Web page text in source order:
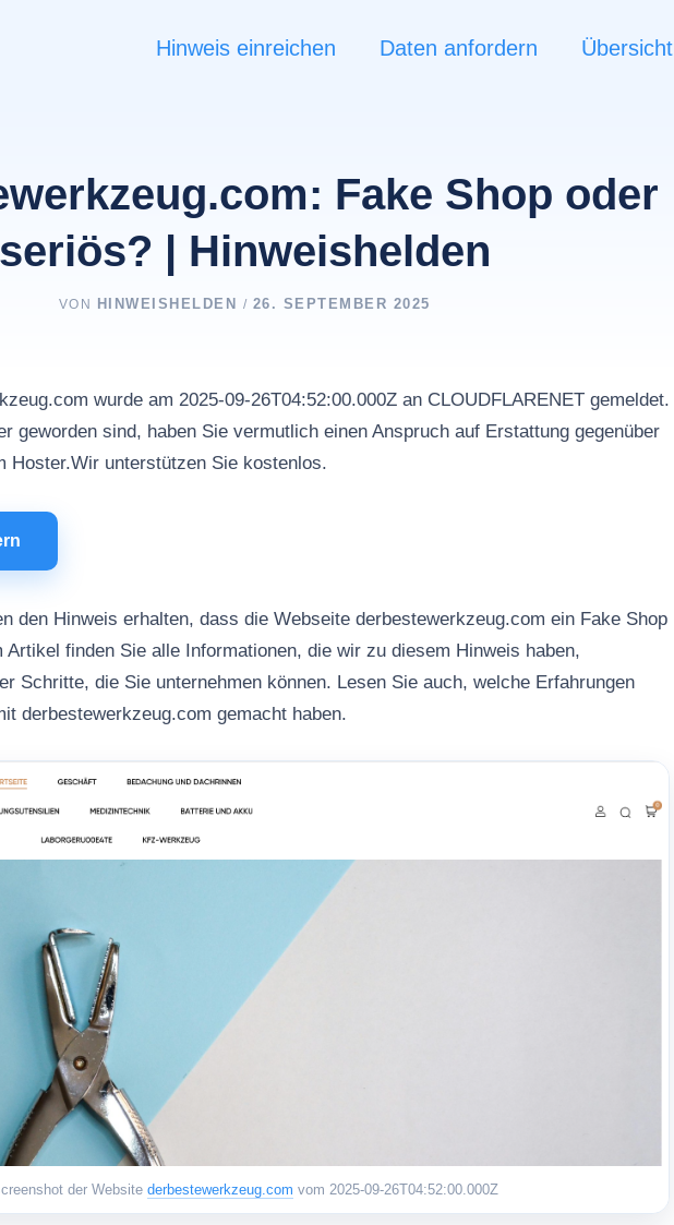
Hinweis einreichen Daten anfordern Übersicht
Fake Shop oder
| Hinweishelden
VON HINWEISHELDEN / 26. SEPTEMBER 2025
wurde am 2025-09-26T04:52:00.000Z an CLOUDFLARENET gemeldet.
geworden sind, haben Sie vermutlich einen Anspruch auf Erstattung gegenüber
Hoster.Wir unterstützen Sie kostenlos.
den Hinweis erhalten, dass die Webseite derbestewerkzeug.com ein Fake Shop
finden Sie alle Informationen, die wir zu diesem Hinweis haben,
Schritte, die Sie unternehmen können. Lesen Sie auch, welche Erfahrungen
derbestewerkzeug.com gemacht haben.
der Website derbestewerkzeug.com vom 2025-09-26T04:52:00.000Z